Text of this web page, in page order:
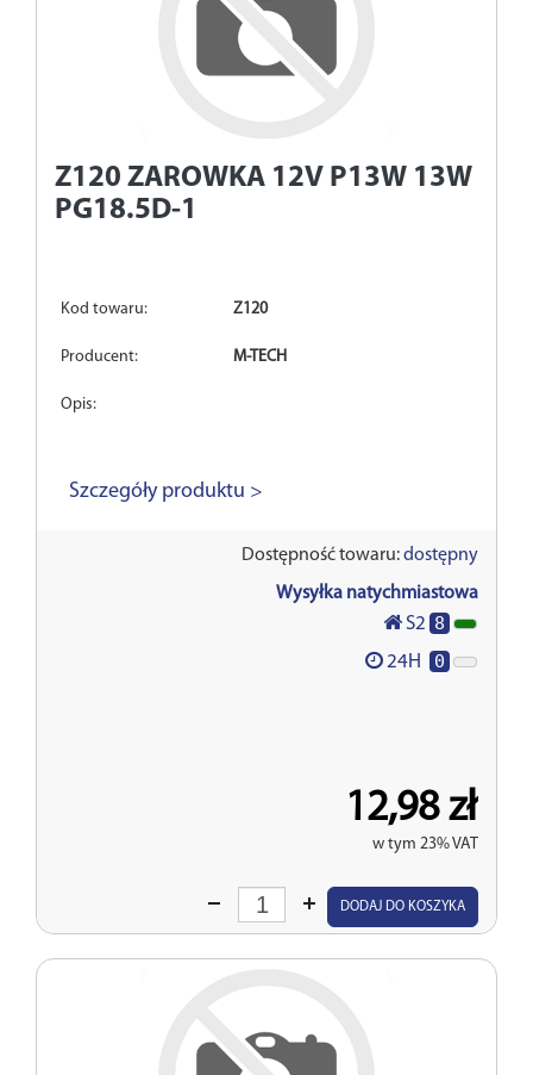
Z120 ZAROWKA 12V P13W 13W
PG18.5D-1
Kod towaru: Z120
Producent: M-TECH
Opis:
Szczegóły produktu >
Dostępność towaru:dostępny
Wysyłka natychmiastowa
S2 8
24H 0
12,98 zł
w tym 23% VAT
Wprowadź
DODAJ DO KOSZYKA